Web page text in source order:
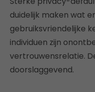
duidelijk maken wat
gebruiksvriendelijke
individuen zijn
vertrouwensrelatie.
doorslaggevend.